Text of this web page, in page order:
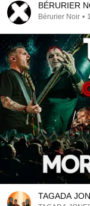
BÉRURIER
Bérurier Noir •
TAGADA